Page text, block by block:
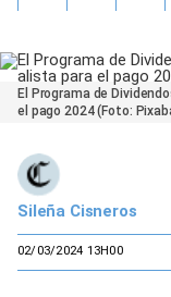
El Programa de
el pago 2024 (Foto:
Sileña Cisneros
02/03/2024 13H00